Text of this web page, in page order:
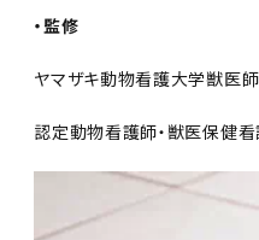
・監修
ヤマザキ動物看護大学獣医
認定動物看護師・獣医保健